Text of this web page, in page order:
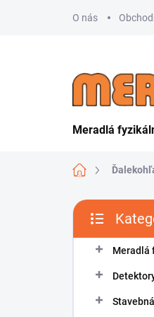
O nás
Meradlá
Domov
B
č
kategórie
Meradlá